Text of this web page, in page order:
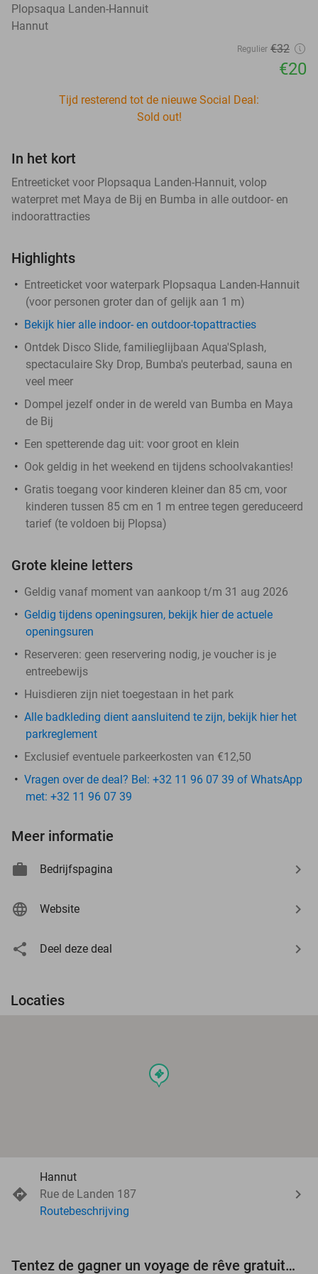
Plopsaqua Landen-Hannuit
Hannut
Regulier €32
€20
Tijd resterend tot de nieuwe Social Deal:
Sold out!
In het kort
Entreeticket voor Plopsaqua Landen-Hannuit, volop
waterpret met Maya de Bij en Bumba in alle outdoor- en
indoorattracties
Highlights
Entreeticket voor waterpark Plopsaqua Landen-Hannuit
(voor personen groter dan of gelijk aan 1 m)
Bekijk hier alle indoor- en outdoor-topattracties
Ontdek Disco Slide, familieglijbaan Aqua'Splash,
spectaculaire Sky Drop, Bumba's peuterbad, sauna en
veel meer
Dompel jezelf onder in de wereld van Bumba en Maya
de Bij
Een spetterende dag uit: voor groot en klein
Ook geldig in het weekend en tijdens schoolvakanties!
Gratis toegang voor kinderen kleiner dan 85 cm, voor
kinderen tussen 85 cm en 1 m entree tegen gereduceerd
tarief (te voldoen bij Plopsa)
Grote kleine letters
Geldig vanaf moment van aankoop t/m 31 aug 2026
Geldig tijdens openingsuren, bekijk hier de actuele
openingsuren
Reserveren: ​geen reservering nodig, je voucher is je
entreebewijs
Huisdieren zijn niet toegestaan in het park
Alle badkleding dient aansluitend te zijn, bekijk hier het
parkreglement
Exclusief eventuele parkeerkosten van €12,50
Vragen over de deal? Bel: +32 11 96 07 39 of WhatsApp
met: +32 11 96 07 39
Meer informatie
Bedrijfspagina
Website
Deel deze deal
Locaties
events
Hannut
Rue de Landen 187
Routebeschrijving
Tentez de gagner un voyage de rêve gratuit d'une valeur de 3.000 € !